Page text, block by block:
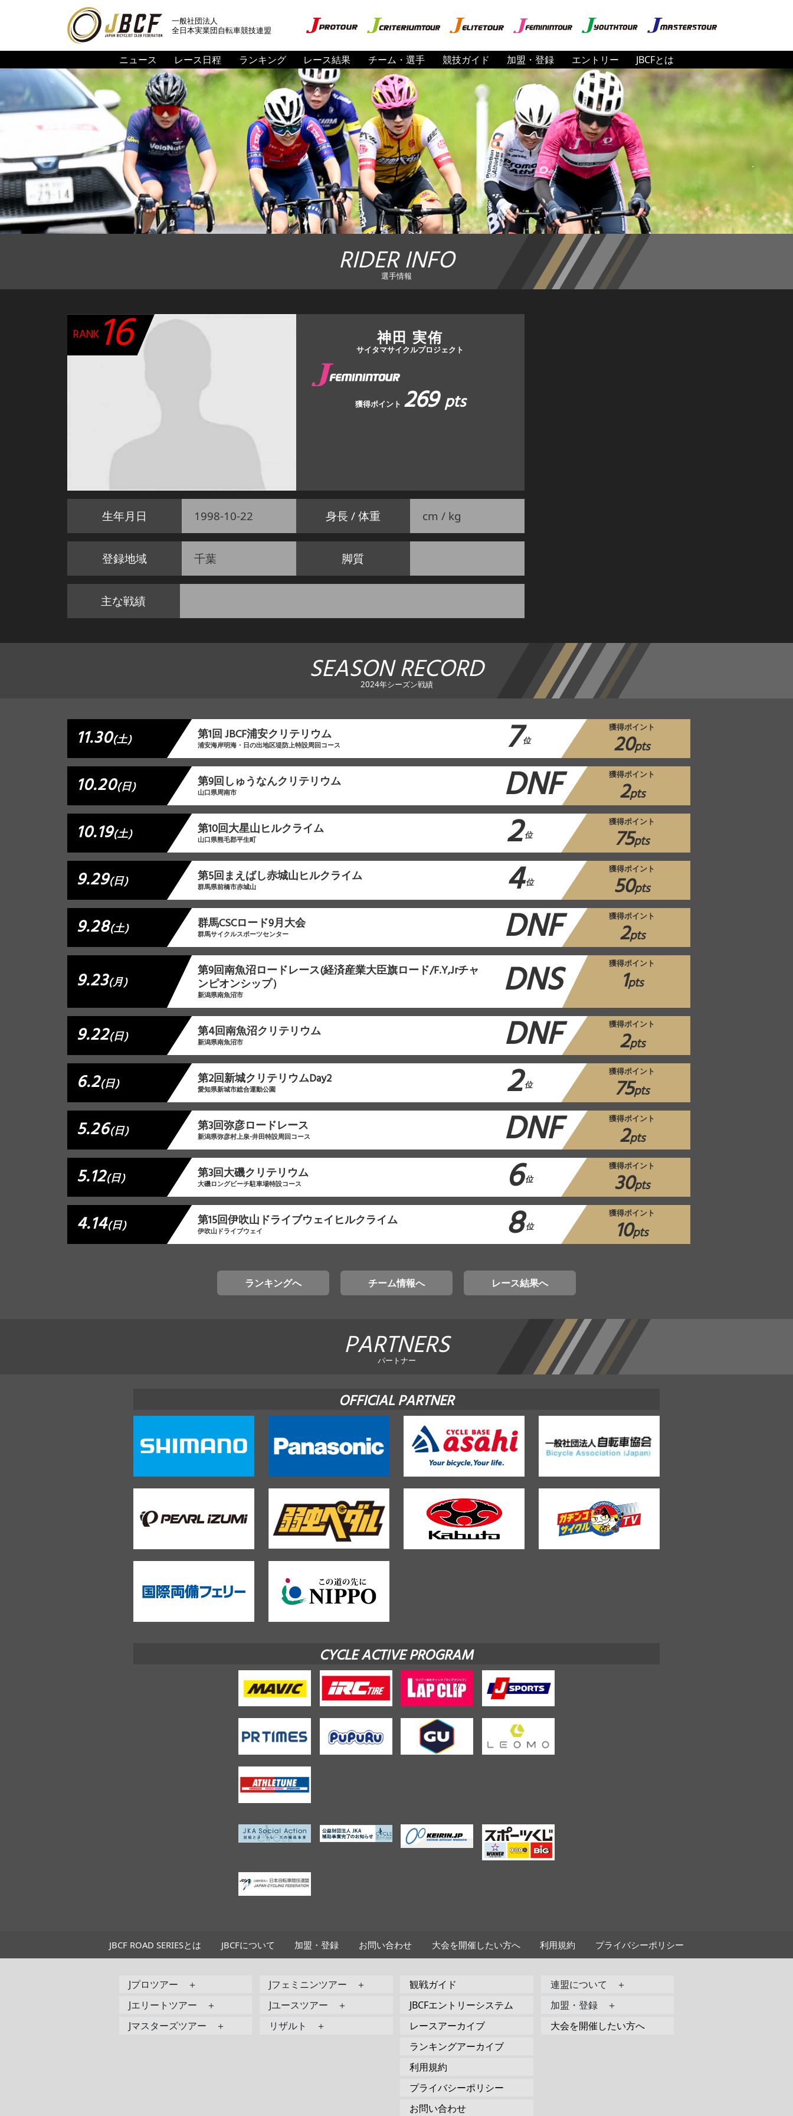
一般社団法人
全日本実業団自転車競技連盟
ニュース レース日程 ランキング レース結果 チーム・選手 競技ガイド 加盟・登録 エントリー JBCFとは
RIDER INFO
選手情報
RANK16 神田 実侑
サイタマサイクルプロジェクト
獲得ポイント 269pts
生年月日 1998-10-22 身長 / 体重 cm / kg
登録地域 千葉 脚質
主な戦績
SEASON RECORD
2024年シーズン戦績
11.30(土) 第1回 JBCF浦安クリテリウム
浦安海岸明海・日の出地区堤防上特設周回コース 7 位
獲得ポイント
20pts
10.20(日) 第9回しゅうなんクリテリウム
山口県周南市 DNF 獲得ポイント
2pts
10.19(土) 第10回大星山ヒルクライム
山口県熊毛郡平生町 2 位
獲得ポイント
75pts
9.29(日) 第5回まえばし赤城山ヒルクライム
群馬県前橋市赤城山 4位
獲得ポイント
50pts
9.28(土) 群馬CSCロード9月大会
群馬サイクルスポーツセンター DNF 獲得ポイント
2pts
9.23(月)
第9回南魚沼ロードレース(経済産業大臣旗ロード/F.Y,Jrチャ
ンピオンシップ）
新潟県南魚沼市 DNS 獲得ポイント
1pts
9.22(日) 第4回南魚沼クリテリウム
新潟県南魚沼市 DNF 獲得ポイント
2pts
6.2(日) 第2回新城クリテリウムDay2
愛知県新城市総合運動公園 2 位
獲得ポイント
75pts
5.26(日) 第3回弥彦ロードレース
新潟県弥彦村上泉-井田特設周回コース DNF 獲得ポイント
2pts
5.12(日) 第3回大磯クリテリウム
大磯ロングビーチ駐車場特設コース 6位
獲得ポイント
30pts
4.14(日) 第15回伊吹山ドライブウェイヒルクライム
伊吹山ドライブウェイ 8 位
獲得ポイント
10pts
ランキングへ チーム情報へ レース結果へ
PARTNERS
パートナー
OFFICIAL PARTNER
CYCLE ACTIVE PROGRAM
JBCF ROAD SERIESとは JBCFについて 加盟・登録 お問い合わせ 大会を開催したい方へ 利用規約 プライバシーポリシー
Jプロツアー ＋
Jエリートツアー ＋
Jマスターズツアー ＋
Jフェミニンツアー ＋
Jユースツアー ＋
リザルト ＋
観戦ガイド
JBCFエントリーシステム
レースアーカイブ
ランキングアーカイブ
利用規約
プライバシーポリシー
お問い合わせ
連盟について ＋
加盟・登録 ＋
大会を開催したい方へ